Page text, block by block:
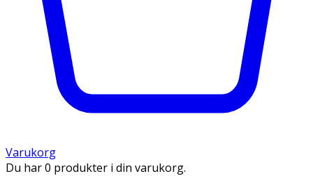
Varukorg
Du har 0 produkter i din varukorg.